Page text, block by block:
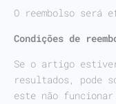
O reembolso será
Condições de
Se o artigo
resultados, pode
este não funcionar.